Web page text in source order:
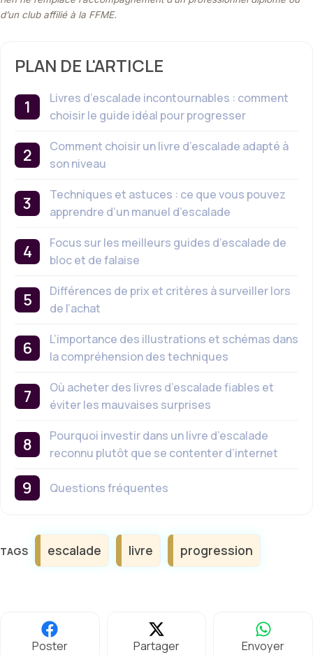
d’un club affilié à la FFME.
PLAN DE L'ARTICLE
Livres d’escalade incontournables : comment
choisir le guide idéal pour progresser
Comment choisir un livre d’escalade adapté à
son niveau
Techniques et astuces : ce que vous pouvez
apprendre d’un manuel d’escalade
Focus sur les meilleurs guides d’escalade de
bloc et de falaise
Différences de prix et critères à surveiller lors
de l’achat
L’importance des illustrations et schémas dans
la compréhension des techniques
Où acheter des livres d’escalade fiables et
éviter les mauvaises surprises
Pourquoi investir dans un livre d’escalade
reconnu plutôt que se contenter d’internet
Questions fréquentes
Étiquettes
escalade livre progression
Poster Partager Envoyer